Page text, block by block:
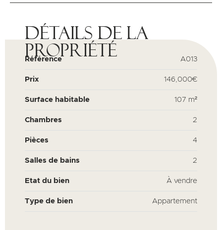
Détails de la
propriété
Référence A013
Prix 146,000€
Surface habitable 107 m²
Chambres 2
Pièces 4
Salles de bains 2
Etat du bien À vendre
Type de bien Appartement